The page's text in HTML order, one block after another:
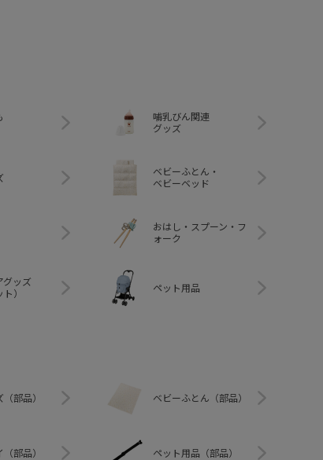
哺乳びん関連
グッズ
ベビーふとん・
ベビーベッド
おはし・スプーン・フ
ォーク
グッズ
）
ペット用品
部品） ベビーふとん（部品）
部品） ペット用品（部品）